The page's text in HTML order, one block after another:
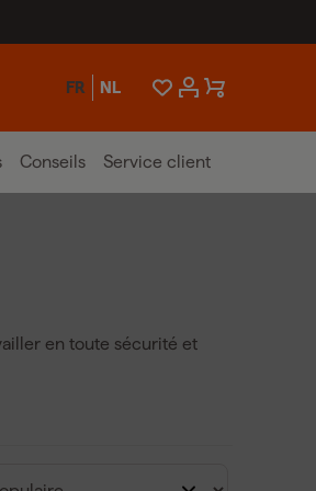
FR NL
Conseils Service client
en toute sécurité et
conduits métalliques